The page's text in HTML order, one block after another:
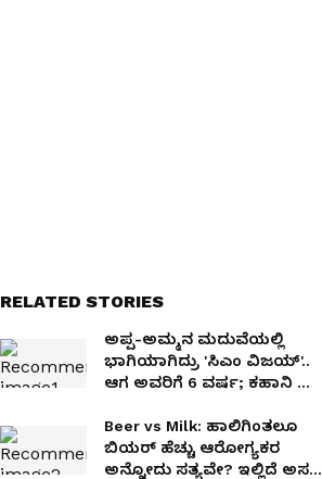
RELATED STORIES
ಅಪ್ಪ-ಅಮ್ಮನ ಮದುವೆಯಲ್ಲಿ
ಭಾಗಿಯಾಗಿದ್ರು 'ಸಿಎಂ ವಿಜಯ್'..
ಆಗ ಅವರಿಗೆ 6 ವರ್ಷ; ಕಹಾನಿ ಮೆ
Beer vs Milk: ಹಾಲಿಗಿಂತಲೂ
ಬಿಯರ್ ಹೆಚ್ಚು ಆರೋಗ್ಯಕರ
ಅನ್ನೋದು ಸತ್ಯವೇ? ಇಲ್ಲಿದೆ ಅಸಲಿ